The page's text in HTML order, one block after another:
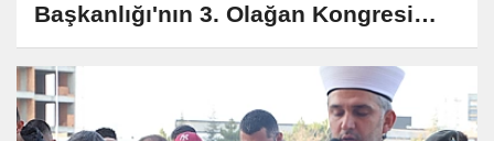
Başkanlığı'nın 3. Olağan Kongresi
gerçekleşti